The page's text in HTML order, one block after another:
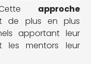
Cette approche
de plus en plus
apportant leur
les mentors leur